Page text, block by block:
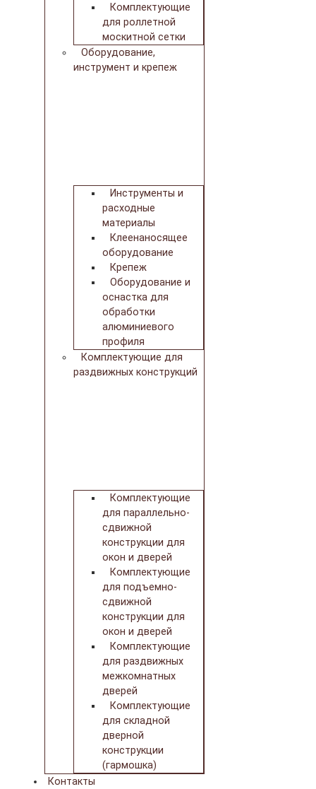
Комплектующие
для роллетной
москитной сетки
Оборудование,
инструмент и крепеж
Инструменты и
расходные
материалы
Клеенаносящее
оборудование
Крепеж
Оборудование и
оснастка для
обработки
алюминиевого
профиля
Комплектующие для
раздвижных конструкций
Комплектующие
для параллельно-
сдвижной
конструкции для
окон и дверей
Комплектующие
для подъемно-
сдвижной
конструкции для
окон и дверей
Комплектующие
для раздвижных
межкомнатных
дверей
Комплектующие
для складной
дверной
конструкции
(гармошка)
Контакты